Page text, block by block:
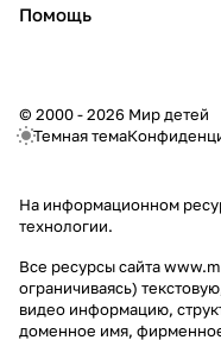
Помощь
© 2000 - 2026 Мир детей
Темная тема
На информационном
технологии.
Все ресурсы сайта
ограничиваясь)
видео информацию,
доменное имя,